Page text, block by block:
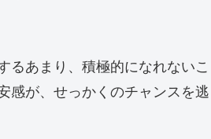
るあまり、積極的になれないこ
感が、せっかくのチャンスを逃